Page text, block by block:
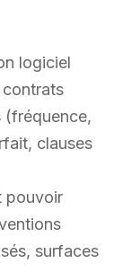
logiciel
(fréquence,
clauses
pouvoir
surfaces